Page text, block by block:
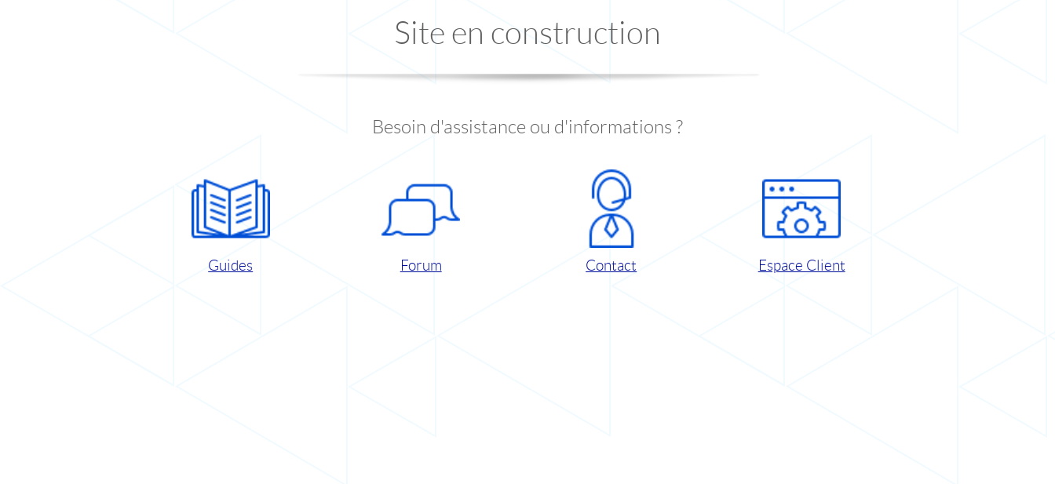
Site en construction
Besoin d'assistance ou d'informations ?
Guides Forum Contact Espace Client